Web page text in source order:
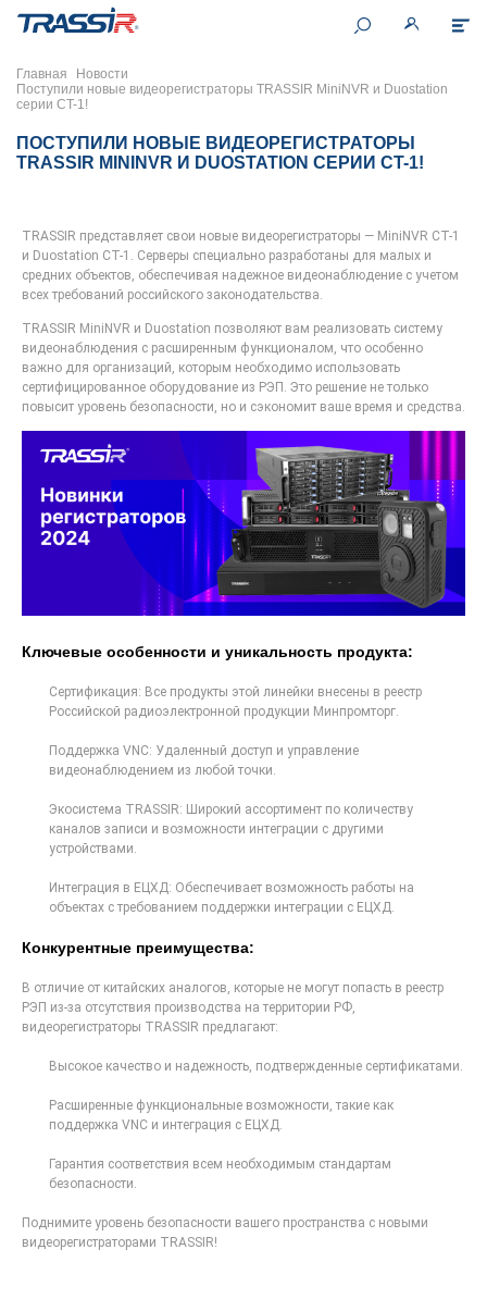
Главная
Новости
Поступили новые видеорегистраторы TRASSIR MiniNVR и Duostation
серии CT-1!
ПОСТУПИЛИ НОВЫЕ ВИДЕОРЕГИСТРАТОРЫ
TRASSIR MININVR И DUOSTATION СЕРИИ CT-1!
TRASSIR представляет свои новые видеорегистраторы — MiniNVR CT-1
и Duostation CT-1. Серверы специально разработаны для малых и
средних объектов, обеспечивая надежное видеонаблюдение с учетом
всех требований российского законодательства.
TRASSIR MiniNVR и Duostation позволяют вам реализовать систему
видеонаблюдения с расширенным функционалом, что особенно
важно для организаций, которым необходимо использовать
сертифицированное оборудование из РЭП. Это решение не только
повысит уровень безопасности, но и сэкономит ваше время и средства.
Ключевые особенности и уникальность продукта:
Сертификация: Все продукты этой линейки внесены в реестр
Российской радиоэлектронной продукции Минпромторг.
Поддержка VNC: Удаленный доступ и управление
видеонаблюдением из любой точки.
Экосистема TRASSIR: Широкий ассортимент по количеству
каналов записи и возможности интеграции с другими
устройствами.
Интеграция в ЕЦХД: Обеспечивает возможность работы на
объектах с требованием поддержки интеграции с ЕЦХД.
Конкурентные преимущества:
В отличие от китайских аналогов, которые не могут попасть в реестр
РЭП из-за отсутствия производства на территории РФ,
видеорегистраторы TRASSIR предлагают:
Высокое качество и надежность, подтвержденные сертификатами.
Расширенные функциональные возможности, такие как
поддержка VNC и интеграция с ЕЦХД.
Гарантия соответствия всем необходимым стандартам
безопасности.
Поднимите уровень безопасности вашего пространства с новыми
видеорегистраторами TRASSIR!